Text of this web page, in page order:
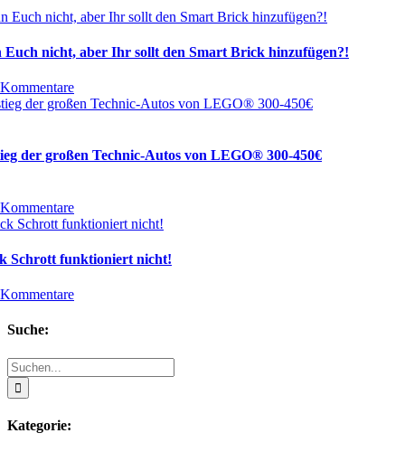
nicht, aber Ihr sollt den Smart Brick hinzufügen?!
der großen Technic-Autos von LEGO® 300-450€
Schrott funktioniert nicht!
Suche:
Suche
nach:
Kategorie: